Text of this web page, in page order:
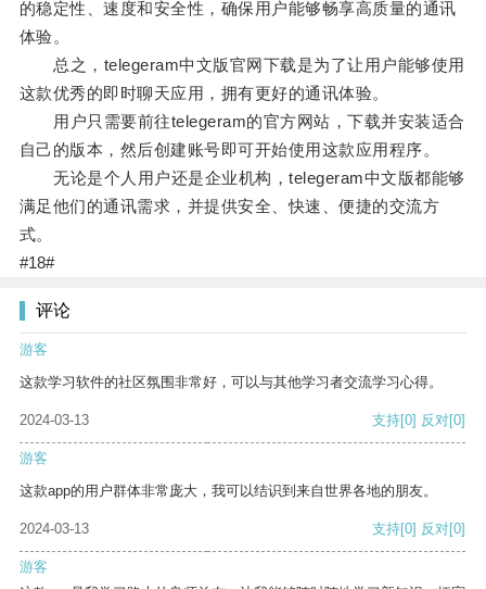
的稳定性、速度和安全性，确保用户能够畅享高质量的通讯
体验。
总之，telegeram中文版官网下载是为了让用户能够使用
这款优秀的即时聊天应用，拥有更好的通讯体验。
用户只需要前往telegeram的官方网站，下载并安装适合
自己的版本，然后创建账号即可开始使用这款应用程序。
无论是个人用户还是企业机构，telegeram中文版都能够
满足他们的通讯需求，并提供安全、快速、便捷的交流方
式。
#18#
评论
游客
这款学习软件的社区氛围非常好，可以与其他学习者交流学习心得。
2024-03-13 支持[0] 反对[0]
游客
这款app的用户群体非常庞大，我可以结识到来自世界各地的朋友。
2024-03-13 支持[0] 反对[0]
游客